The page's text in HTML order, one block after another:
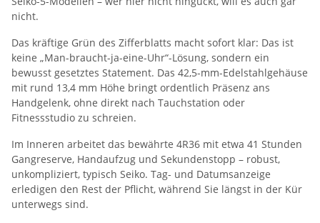
nicht.
Das kräftige Grün des Zifferblatts macht sofort klar: Das ist
keine „Man-braucht-ja-eine-Uhr“-Lösung, sondern ein
bewusst gesetztes Statement. Das 42,5-mm-Edelstahlgehäuse
mit rund 13,4 mm Höhe bringt ordentlich Präsenz ans
Handgelenk, ohne direkt nach Tauchstation oder
Fitnessstudio zu schreien.
Im Inneren arbeitet das bewährte 4R36 mit etwa 41 Stunden
Gangreserve, Handaufzug und Sekundenstopp – robust,
unkompliziert, typisch Seiko. Tag- und Datumsanzeige
erledigen den Rest der Pflicht, während Sie längst in der Kür
unterwegs sind.